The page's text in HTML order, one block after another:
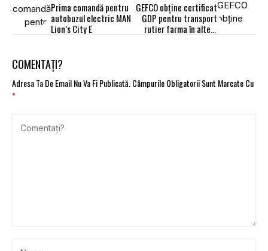
Prima comandă pentru
autobuzul electric MAN
Lion’s City E
GEFCO obține certificat
GDP pentru transport
rutier farma în alte 9
COMENTAȚI?
Adresa Ta De Email Nu Va Fi Publicată. Câmpurile Obligatorii Sunt Marcate Cu
*